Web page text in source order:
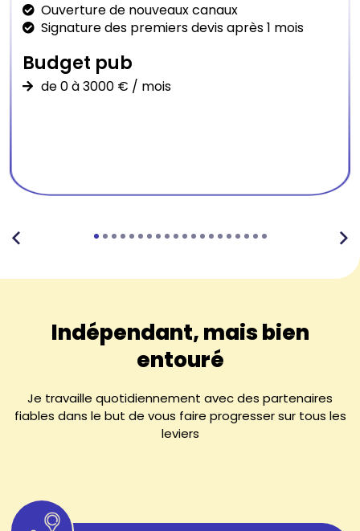
Ouverture de nouveaux canaux
Signature des premiers devis après 1 mois
Budget pub
de 0 à 3000 € / mois
Indépendant, mais bien
entouré
Je travaille quotidiennement avec des partenaires
fiables dans le but de vous faire progresser sur tous les
leviers